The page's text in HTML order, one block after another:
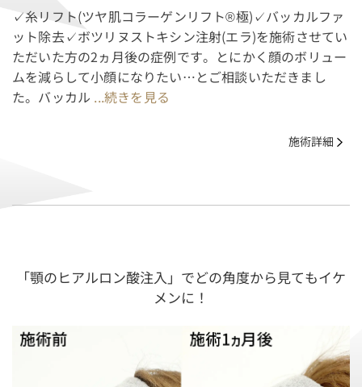
✓糸リフト(ツヤ肌コラーゲンリフト®極)✓バッカルファ
ット除去✓ボツリヌストキシン注射(エラ)を施術させてい
ただいた方の2ヵ月後の症例です。とにかく顔のボリュー
ムを減らして小顔になりたい…とご相談いただきまし
た。バッカル ...続きを見る
施術詳細
「顎のヒアルロン酸注入」でどの角度から見てもイケ
メンに！